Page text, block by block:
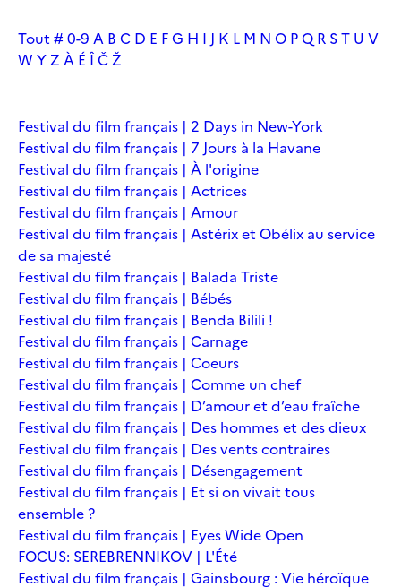
Tout # 0-9 A B C D E FG H I J K L M N O PQ R ST U V
W YZ À É ÎČŽ
Festival du film français | 2 Days in New-York
Festival du film français | 7 Jours à la Havane
Festival du film français | À l'origine
Festival du film français | Actrices
Festival du film français | Amour
Festival du film français | Astérix et Obélix au service
de sa majesté
Festival du film français | Balada Triste
Festival du film français | Bébés
Festival du film français | Benda Bilili !
Festival du film français | Carnage
Festival du film français | Coeurs
Festival du film français | Comme un chef
Festival du film français | D’amour et d’eau fraîche
Festival du film français | Des hommes et des dieux
Festival du film français | Des vents contraires
Festival du film français | Désengagement
Festival du film français | Et si on vivait tous
ensemble ?
Festival du film français | Eyes Wide Open
FOCUS: SEREBRENNIKOV | L'Été
Festival du film français | Gainsbourg : Vie héroïque